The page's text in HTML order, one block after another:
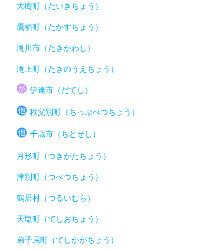
大樹町（たいきちょう）
鷹栖町（たかすちょう）
滝川市（たきかわし）
滝上町（たきのうえちょう）
伊達市（だてし）
秩父別町（ちっぷべつちょう）
千歳市（ちとせし）
月形町（つきがたちょう）
津別町（つべつちょう）
鶴居村（つるいむら）
天塩町（てしおちょう）
弟子屈町（てしかがちょう）